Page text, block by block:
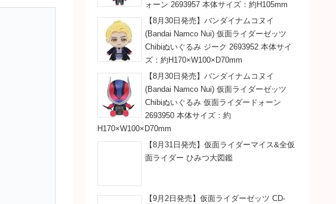
ォーン 2693957 本体サイズ：約H105mm
【8月30日発売】バンダイナムコヌイ
(Bandai Namco Nui) 仮面ライダーゼッツ
Chibiぬいぐるみ ジーク 2693952 本体サイ
ズ：約H170×W100×D70mm
【8月30日発売】バンダイナムコヌイ
(Bandai Namco Nui) 仮面ライダーゼッツ
Chibiぬいぐるみ 仮面ライダードォーン
2693950 本体サイズ：約
H170×W100×D70mm
【8月31日発売】仮面ライダーマイス&全仮
面ライダー ひみつ大図鑑
【9月2日発売】仮面ライダーゼッツ CD-